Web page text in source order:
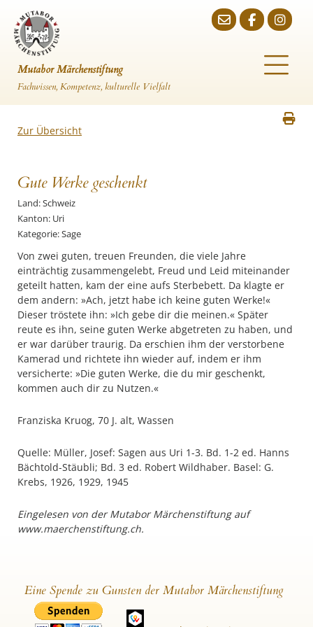
Mutabor Märchenstiftung
Fachwissen, Kompetenz, kulturelle Vielfalt
Zur Übersicht
Gute Werke geschenkt
Land: Schweiz
Kanton: Uri
Kategorie: Sage
Von zwei guten, treuen Freunden, die viele Jahre
einträchtig zusammengelebt, Freud und Leid miteinander
geteilt hatten, kam der eine aufs Sterbebett. Da klagte er
dem andern: »Ach, jetzt habe ich keine guten Werke!«
Dieser tröstete ihn: »Ich gebe dir die meinen.« Später
reute es ihn, seine guten Werke abgetreten zu haben, und
er war darüber traurig. Da erschien ihm der verstorbene
Kamerad und richtete ihn wieder auf, indem er ihm
versicherte: »Die guten Werke, die du mir geschenkt,
kommen auch dir zu Nutzen.«
Franziska Kruog, 70 J. alt, Wassen
Quelle: Müller, Josef: Sagen aus Uri 1-3. Bd. 1-2 ed. Hanns
Bächtold-Stäubli; Bd. 3 ed. Robert Wildhaber. Basel: G.
Krebs, 1926, 1929, 1945
Eingelesen von der Mutabor Märchenstiftung auf
www.maerchenstiftung.ch.
Eine Spende zu Gunsten der Mutabor Märchenstiftung